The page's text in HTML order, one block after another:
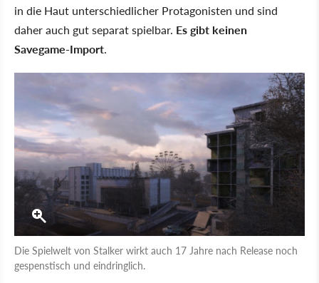
in die Haut unterschiedlicher Protagonisten und sind
daher auch gut separat spielbar. Es gibt keinen
Savegame-Import.
Die Spielwelt von Stalker wirkt auch 17 Jahre nach Release noch
gespenstisch und eindringlich.